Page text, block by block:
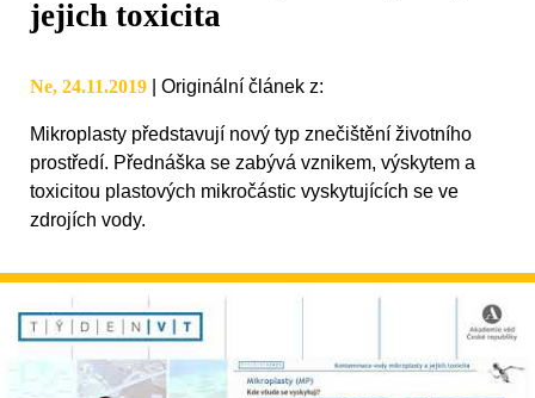
jejich toxicita
Ne, 24.11.2019 Originální článek z:
Mikroplasty představují nový typ znečištění životního
prostředí. Přednáška se zabývá vznikem, výskytem a
toxicitou plastových mikročástic vyskytujících se ve
zdrojích vody.